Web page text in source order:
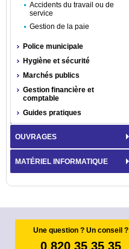
Accidents du travail ou de
service
Gestion de la paie
Police municipale
Hygiène et sécurité
Marchés publics
Gestion financière et
comptable
Guides pratiques
OUVRAGES
MATÉRIEL INFORMATIQUE
Une question ? Un conseil ?
0 820 35 35 35